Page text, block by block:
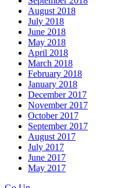
August 2018
July 2018
June 2018
May 2018
April 2018
March 2018
February 2018
January 2018
December 2017
November 2017
October 2017
September 2017
August 2017
July 2017
June 2017
May 2017